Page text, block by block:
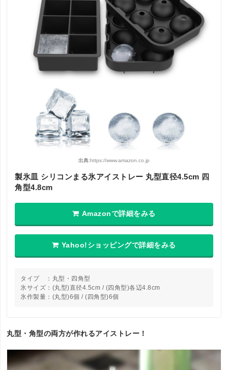
出典:https://www.amazon.co.jp
製氷皿 シリコンまる氷アイストレー 丸型直径4.5cm 四
角型4.8cm
Amazonで詳細をみる
Yahoo!ショッピングで詳細をみる
タイプ ：丸型・四角型
氷サイズ：(丸型)直径4.5cm / (四角型)各辺4.8cm
氷作製量：(丸型)6個 / (四角型)6個
丸型・角型の両方が作れるアイストレー！